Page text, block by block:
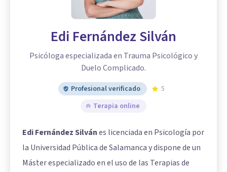
Edi Fernández Silván
Psicóloga especializada en Trauma Psicológico y
Duelo Complicado.
Profesional verificado
5
Terapia online
Edi Fernández Silvánes licenciada en Psicología por
la Universidad Pública de Salamanca y dispone de un
Máster especializado en el uso de las Terapias de